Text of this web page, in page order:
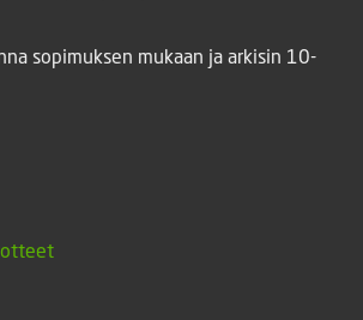
sopimuksen mukaan ja arkisin 10-